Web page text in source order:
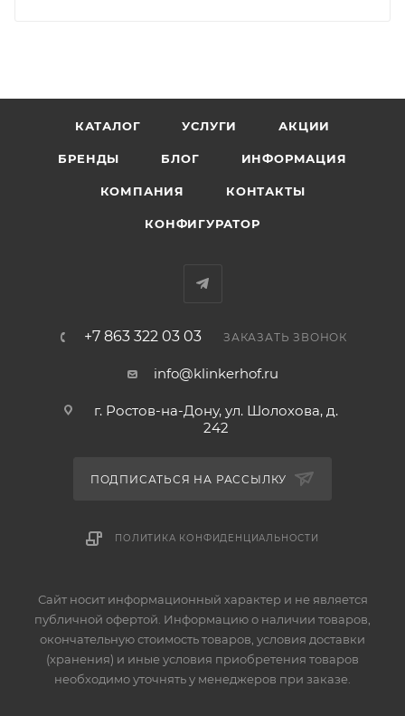
КАТАЛОГ УСЛУГИ АКЦИИ
БРЕНДЫ БЛОГ ИНФОРМАЦИЯ
КОМПАНИЯ КОНТАКТЫ
КОНФИГУРАТОР
+7 863 322 03 03 ЗАКАЗАТЬ ЗВОНОК
info@klinkerhof.ru
г. Ростов-на-Дону, ул. Шолохова, д.
242
ПОДПИСАТЬСЯ НА РАССЫЛКУ
ПОЛИТИКА КОНФИДЕНЦИАЛЬНОСТИ
Сайт носит информационный характер и не является
публичной офертой. Информацию о наличии товаров,
окончательную стоимость товаров, условия доставки
(хранения) и иные условия приобретения товаров
необходимо уточнять у менеджеров при заказе.